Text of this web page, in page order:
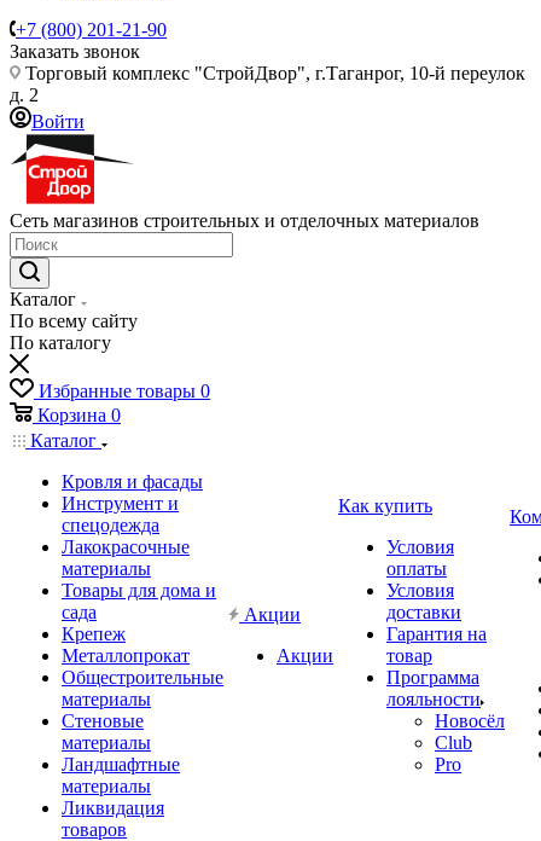
+7 (800) 201-21-90
Заказать звонок
Торговый комплекс "СтройДвор", г.Таганрог, 10-й переулок
д. 2
Войти
Сеть магазинов строительных и отделочных материалов
Каталог
По всему сайту
По каталогу
Избранные товары 0
Корзина 0
Каталог
Кровля и фасады
Инструмент и
спецодежда
Лакокрасочные
материалы
Товары для дома и
сада
Крепеж
Металлопрокат
Общестроительные
материалы
Стеновые
материалы
Ландшафтные
материалы
Ликвидация
товаров
Акции
Акции
Как купить
Условия
оплаты
Условия
доставки
Гарантия на
товар
Программа
лояльности
Новосёл
Club
Pro